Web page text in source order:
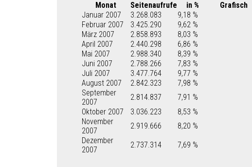
Monat Seitenaufrufe in % Grafisch
Januar 2007
3.268.083 9,18 %
Februar 2007
3.425.290 9,62 %
März 2007
2.858.893 8,03 %
April 2007
2.440.298 6,86 %
Mai 2007
2.988.340 8,39 %
Juni 2007
2.788.266 7,83 %
Juli 2007
3.477.764 9,77 %
August 2007
2.842.323 7,98 %
September
2007
2.814.837 7,91 %
Oktober 2007
3.036.223 8,53 %
November
2007
2.919.666 8,20 %
Dezember
2007
2.737.314 7,69 %